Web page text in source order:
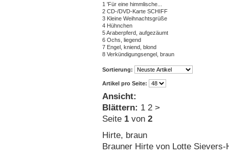
1 'Für eine himmlische...
2 CD-/DVD-Karte SCHIFF
3 Kleine Weihnachtsgrüße
4 Hühnchen
5Araberpferd, aufgezäumt
6 Ochs, liegend
7 Engel, kniend, blond
8 Verkündigungsengel, braun
Sortierung:
Artikel pro Seite:
Ansicht:
Blättern: 1 2 >
Seite 1 von 2
Hirte, braun
Brauner Hirte von Lotte Sievers-